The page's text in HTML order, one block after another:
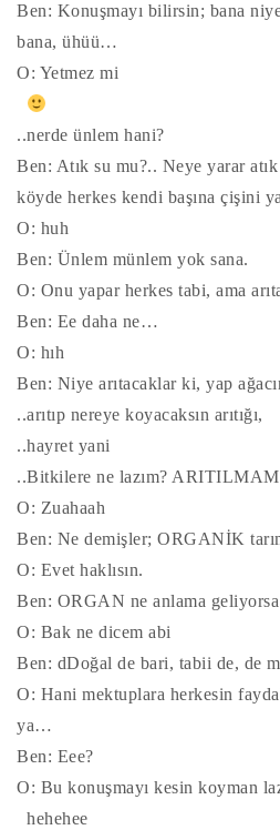
Ben: Konuşmayı bilirsin; bana
bana, ühüü…
O: Yetmez mi
..nerde ünlem hani?
Ben: Atık su mu?.. Neye yarar
köyde herkes kendi başına çişini
O: huh
Ben: Ünlem münlem yok sana.
O: Onu yapar herkes tabi, ama
Ben: Ee daha ne…
O: hıh
Ben: Niye arıtacaklar ki, yap
..arıtıp nereye koyacaksın arıtığı,
..hayret yani
..Bitkilere ne lazım?
O: Zuahaah
Ben: Ne demişler; ORGANİK
O: Evet haklısın.
Ben: ORGAN ne anlama
O: Bak ne dicem abi
Ben: dDoğal de bari, tabii de, de
O: Hani mektuplara herkesin
ya…
Ben: Eee?
O: Bu konuşmayı kesin koyman
hehehee